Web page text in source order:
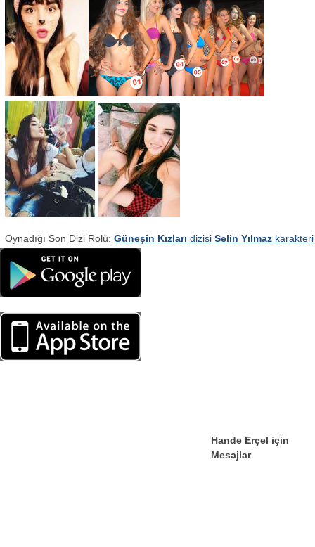
Oynadığı Son Dizi Rolü:Güneşin Kızları dizisiSelin Yılmaz karakteri
Hande Erçel için
Mesajlar